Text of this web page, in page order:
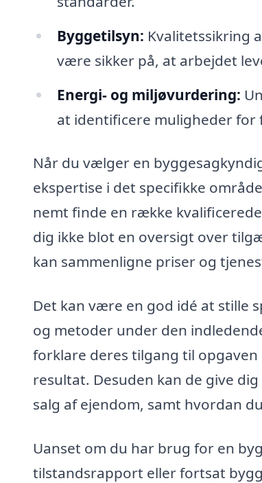
Byggetilsyn: Kvalitetssikring
være sikker på, at arbejdet
Energi- og miljøvurdering:
at identificere muligheder for
Når du vælger en
ekspertise i det specifikke
nemt finde en række
dig ikke blot en oversigt over
kan sammenligne priser og
Det kan være en god idé at stille
og metoder under den
forklare deres tilgang til
resultat. Desuden kan de give
salg af ejendom, samt hvordan
Uanset om du har brug for en
tilstandsrapport eller fortsat